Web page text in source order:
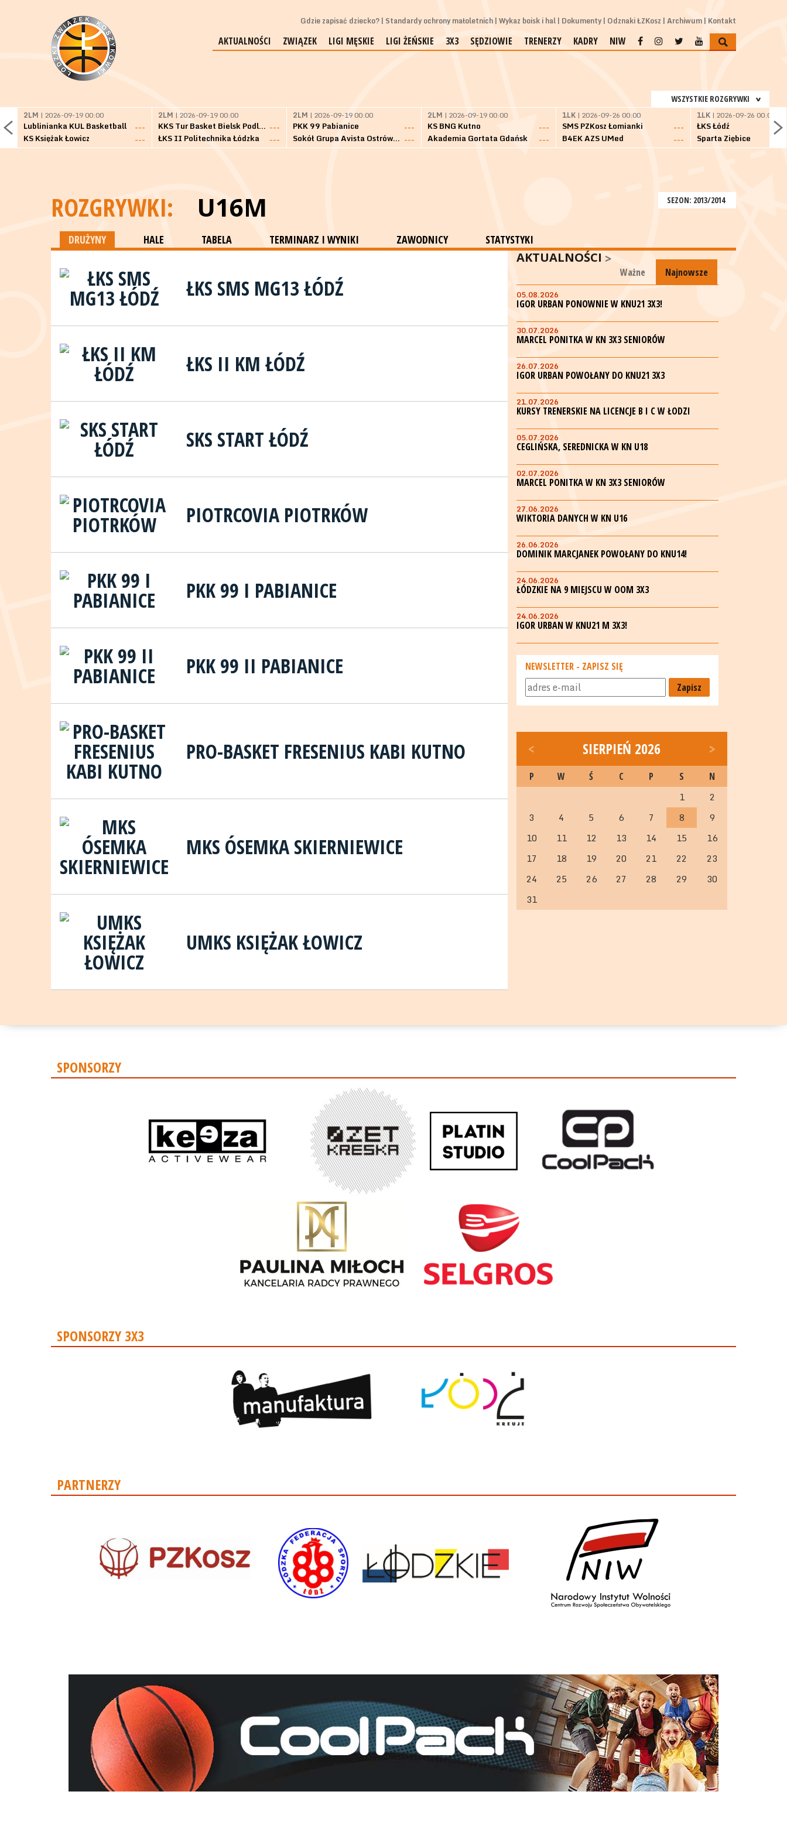
Gdzie zapisać dziecko? Standardy ochrony małoletnich Wykaz boisk i hal Dokumenty Odznaki ŁZKosz Archiwum Kontakt
AKTUALNOŚCI ZWIĄZEK LIGI MĘSKIE LIGI ŻEŃSKIE 3X3 SĘDZIOWIE TRENERZY KADRY NIW
WSZYSTKIE ROZGRYWKI
2LM | 2026-09-19 00:00
Lublinianka KUL Basketball
---
KS Księżak Łowicz
---
2LM | 2026-09-19 00:00
KKS Tur Basket Bielsk Podlaski ---
ŁKS II Politechnika Łódzka
---
2LM | 2026-09-19 00:00
PKK 99 Pabianice
---
Sokół Grupa Avista Ostrów Maz. ---
2LM | 2026-09-19 00:00
KS BNG Kutno
---
Akademia Gortata Gdańsk
---
1LK | 2026-09-26 00:00
SMS PZKosz Łomianki
---
B4EK AZS UMed
---
1LK | 2026-09-26 00:00
ŁKS Łódź
Sparta Ziębice
SEZON: 2013/2014
ROZGRYWKI: U16M
DRUŻYNY HALE TABELA TERMINARZ I WYNIKI ZAWODNICY STATYSTYKI
ŁKS SMS MG13 ŁÓDŹ
ŁKS II KM ŁÓDŹ
SKS START ŁÓDŹ
PIOTRCOVIA PIOTRKÓW
PKK 99 I PABIANICE
PKK 99 II PABIANICE
PRO-BASKET FRESENIUS KABI KUTNO
MKS ÓSEMKA SKIERNIEWICE
UMKS KSIĘŻAK ŁOWICZ
AKTUALNOŚCI
Najnowsze
Ważne
05.08.2026
IGOR URBAN PONOWNIE W KNU21 3X3!
30.07.2026
MARCEL PONITKA W KN 3X3 SENIORÓW
26.07.2026
IGOR URBAN POWOŁANY DO KNU21 3X3
21.07.2026
KURSY TRENERSKIE NA LICENCJE B I C W ŁODZI
05.07.2026
CEGLIŃSKA, SEREDNICKA W KN U18
02.07.2026
MARCEL PONITKA W KN 3X3 SENIORÓW
27.06.2026
WIKTORIA DANYCH W KN U16
26.06.2026
DOMINIK MARCJANEK POWOŁANY DO KNU14!
24.06.2026
ŁÓDZKIE NA 9 MIEJSCU W OOM 3X3
24.06.2026
IGOR URBAN W KNU21 M 3X3!
NEWSLETTER - ZAPISZ SIĘ
Zapisz
< SIERPIEŃ 2026 >
P W Ś C P S N
1
2
3
4 5 6 7 8
9
10
11 12 13 14 15
16
17
18 19 20 21 22
23
24
25 26 27 28 29
30
31
SPONSORZY
SPONSORZY 3X3
PARTNERZY